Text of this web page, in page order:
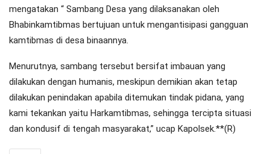
mengatakan “ Sambang Desa yang dilaksanakan oleh
Bhabinkamtibmas bertujuan untuk mengantisipasi gangguan
kamtibmas di desa binaannya.
Menurutnya, sambang tersebut bersifat imbauan yang
dilakukan dengan humanis, meskipun demikian akan tetap
dilakukan penindakan apabila ditemukan tindak pidana, yang
kami tekankan yaitu Harkamtibmas, sehingga tercipta situasi
dan kondusif di tengah masyarakat,” ucap Kapolsek.**(R)